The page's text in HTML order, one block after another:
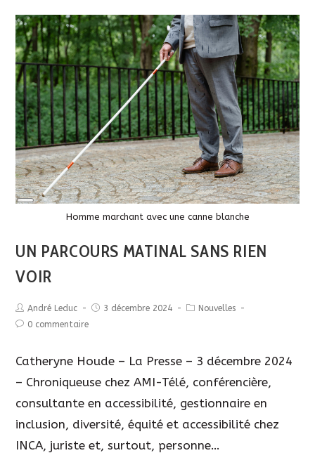
Long
DescriptionHomme marchant avec une canne blanche
UN PARCOURS MATINAL SANS RIEN
VOIR
André Leduc 3 décembre 2024
Nouvelles
0 commentaire
Catheryne Houde – La Presse – 3 décembre 2024
– Chroniqueuse chez AMI-Télé, conférencière,
consultante en accessibilité, gestionnaire en
inclusion, diversité, équité et accessibilité chez
INCA, juriste et, surtout, personne…